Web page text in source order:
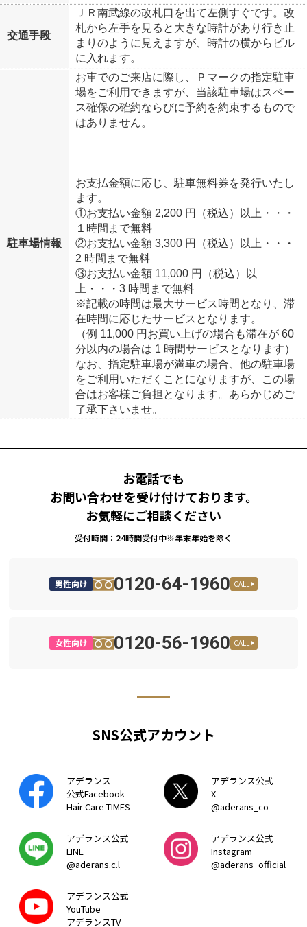
交通手段
ＪＲ南武線の改札口を出て左側すぐです。改
札から左手を見ると大きな時計があり行き止
まりのように見えますが、時計の横からビル
に入れます。
駐車場情報
お車でのご来店に際し、Ｐマークの指定駐車
場をご利用できますが、当該駐車場はスペー
ス確保の確約ならびに予約を約束するもので
はありません。
お支払金額に応じ、駐車無料券を発行いたし
ます。
①お支払い金額 2,200 円（税込）以上・・・
１時間まで無料
②お支払い金額 3,300 円（税込）以上・・・
2 時間まで無料
③お支払い金額 11,000 円（税込）以
上・・・3 時間まで無料
※記載の時間は最大サービス時間となり、滞
在時間に応じたサービスとなります。
（例 11,000 円お買い上げの場合も滞在が 60
分以内の場合は 1 時間サービスとなります）
なお、指定駐車場が満車の場合、他の駐車場
をご利用いただくことになりますが、この場
合はお客様ご負担となります。あらかじめご
了承下さいませ。
お電話でも
お問い合わせを受け付けております。
お気軽にご相談ください
受付時間：24時間受付中※年末年始を除く
男性向け 0120-64-1960 CALL
女性向け 0120-56-1960 CALL
SNS公式アカウント
アデランス
公式Facebook
Hair Care TIMES
アデランス公式
X
@aderans_co
アデランス公式
LINE
@aderans.c.l
アデランス公式
Instagram
@aderans_official
アデランス公式
YouTube
アデランスTV